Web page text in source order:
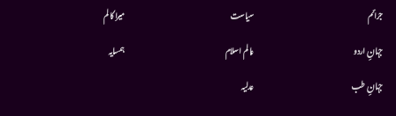
جرائم
جہانِ اردو
جہانِ طب
سیاست
عالم اسلام
عدلیہ
میرا کالم
ہمسایہ